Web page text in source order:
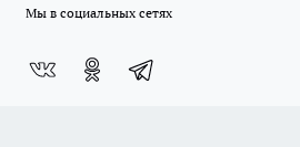
Мы в социальных сетях